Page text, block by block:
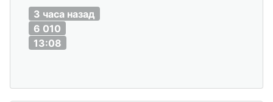
3 часа назад
6 010
13:08